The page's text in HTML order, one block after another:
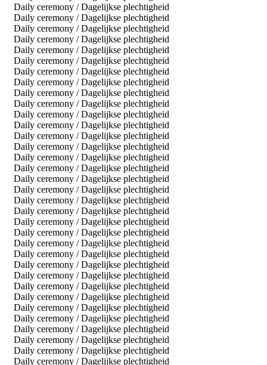
Daily ceremony / Dagelijkse plechtigheid
Daily ceremony / Dagelijkse plechtigheid
Daily ceremony / Dagelijkse plechtigheid
Daily ceremony / Dagelijkse plechtigheid
Daily ceremony / Dagelijkse plechtigheid
Daily ceremony / Dagelijkse plechtigheid
Daily ceremony / Dagelijkse plechtigheid
Daily ceremony / Dagelijkse plechtigheid
Daily ceremony / Dagelijkse plechtigheid
Daily ceremony / Dagelijkse plechtigheid
Daily ceremony / Dagelijkse plechtigheid
Daily ceremony / Dagelijkse plechtigheid
Daily ceremony / Dagelijkse plechtigheid
Daily ceremony / Dagelijkse plechtigheid
Daily ceremony / Dagelijkse plechtigheid
Daily ceremony / Dagelijkse plechtigheid
Daily ceremony / Dagelijkse plechtigheid
Daily ceremony / Dagelijkse plechtigheid
Daily ceremony / Dagelijkse plechtigheid
Daily ceremony / Dagelijkse plechtigheid
Daily ceremony / Dagelijkse plechtigheid
Daily ceremony / Dagelijkse plechtigheid
Daily ceremony / Dagelijkse plechtigheid
Daily ceremony / Dagelijkse plechtigheid
Daily ceremony / Dagelijkse plechtigheid
Daily ceremony / Dagelijkse plechtigheid
Daily ceremony / Dagelijkse plechtigheid
Daily ceremony / Dagelijkse plechtigheid
Daily ceremony / Dagelijkse plechtigheid
Daily ceremony / Dagelijkse plechtigheid
Daily ceremony / Dagelijkse plechtigheid
Daily ceremony / Dagelijkse plechtigheid
Daily ceremony / Dagelijkse plechtigheid
Daily ceremony / Dagelijkse plechtigheid